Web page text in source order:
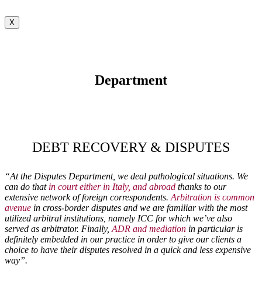
X
Department
DEBT RECOVERY & DISPUTES
“At the Disputes Department, we deal pathological situations. We
can do that in court either in Italy, and abroad thanks to our
extensive network of foreign correspondents. Arbitration is common
avenue in cross-border disputes and we are familiar with the most
utilized arbitral institutions, namely ICC for which we’ve also
served as arbitrator. Finally, ADR and mediation in particular is
definitely embedded in our practice in order to give our clients a
choice to have their disputes resolved in a quick and less expensive
way”.